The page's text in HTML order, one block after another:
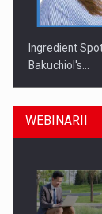
Ingredient
Bakuchiol's…
WEBINARII